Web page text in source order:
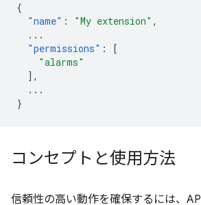
{
"name" : "My extension" ,
...
"permissions" :
[
"alarms"
],
...
}
コンセプトと使用方法
信頼性の高い動作を確保するには、